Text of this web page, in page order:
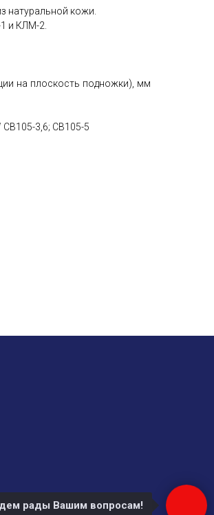
натуральной кожи.
и КЛМ-2.
на плоскость подножки), мм
3,6; СВ105-5
рады Вашим вопросам!